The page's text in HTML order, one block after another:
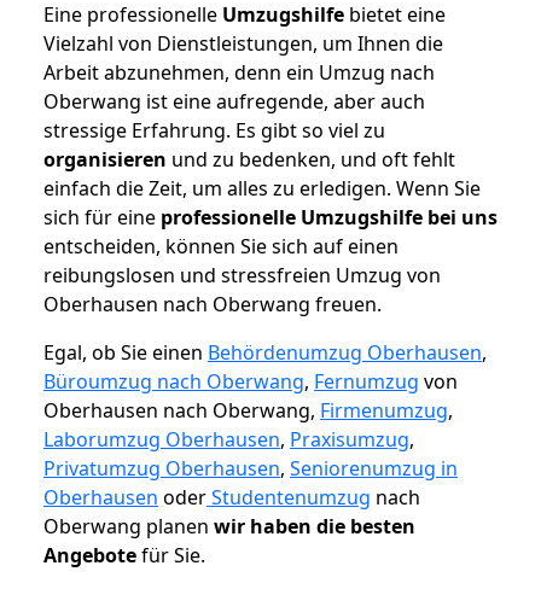
Eine professionelle Umzugshilfe bietet eine
Vielzahl von Dienstleistungen, um Ihnen die
Arbeit abzunehmen, denn ein Umzug nach
Oberwang ist eine aufregende, aber auch
stressige Erfahrung. Es gibt so viel zu
organisieren und zu bedenken, und oft fehlt
einfach die Zeit, um alles zu erledigen. Wenn Sie
sich für eine professionelle Umzugshilfe bei uns
entscheiden, können Sie sich auf einen
reibungslosen und stressfreien Umzug von
Oberhausen nach Oberwang freuen.
Egal, ob Sie einen Behördenumzug Oberhausen,
Büroumzug nach Oberwang, Fernumzug von
Oberhausen nach Oberwang, Firmenumzug,
Laborumzug Oberhausen, Praxisumzug,
Privatumzug Oberhausen, Seniorenumzug in
Oberhausen oderStudentenumzug nach
Oberwang planen wir haben die besten
Angebotefür Sie.